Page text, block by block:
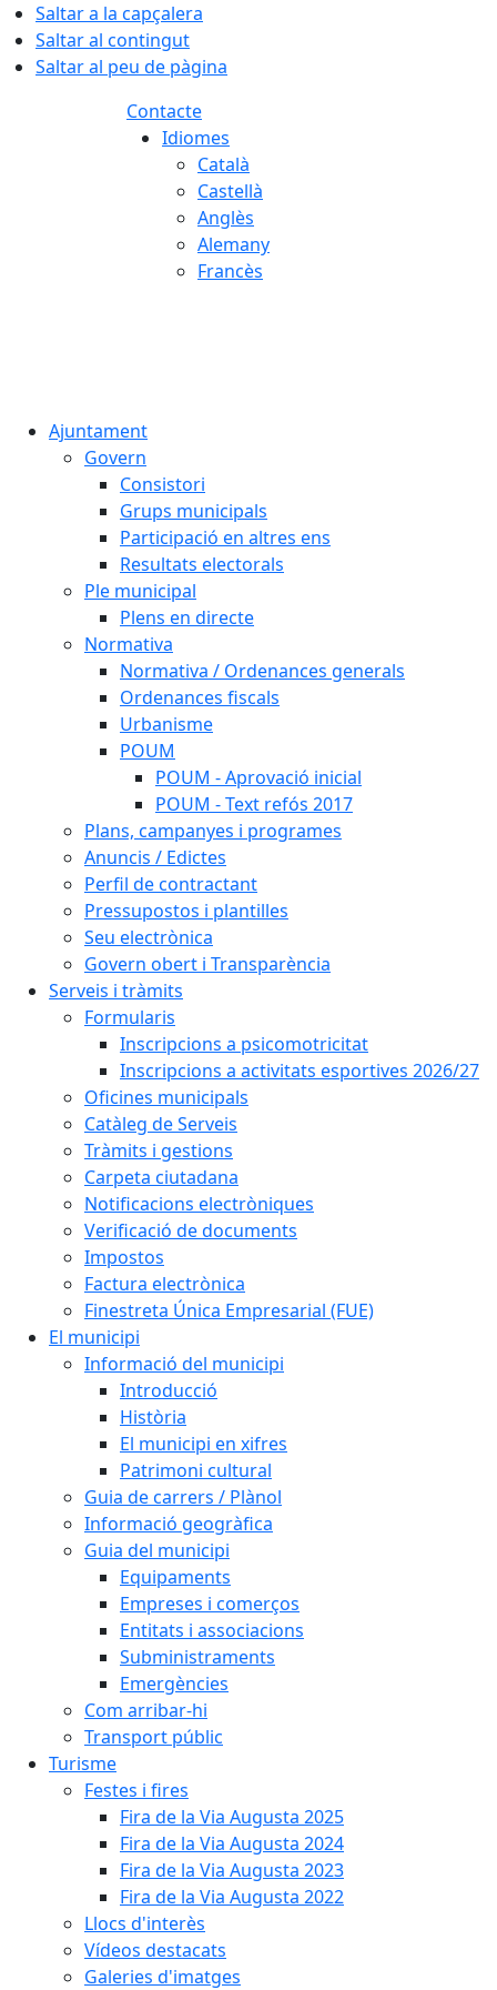
Saltar a la capçalera
Saltar al contingut
Saltar al peu de pàgina
Contacte
Idiomes
Català
Castellà
Anglès
Alemany
Francès
Ajuntament
Govern
Consistori
Grups municipals
Participació en altres ens
Resultats electorals
Ple municipal
Plens en directe
Normativa
Normativa / Ordenances generals
Ordenances fiscals
Urbanisme
POUM
POUM - Aprovació inicial
POUM - Text refós 2017
Plans, campanyes i programes
Anuncis / Edictes
Perfil de contractant
Pressupostos i plantilles
Seu electrònica
Govern obert i Transparència
Serveis i tràmits
Formularis
Inscripcions a psicomotricitat
Inscripcions a activitats esportives 2026/27
Oficines municipals
Catàleg de Serveis
Tràmits i gestions
Carpeta ciutadana
Notificacions electròniques
Verificació de documents
Impostos
Factura electrònica
Finestreta Única Empresarial (FUE)
El municipi
Informació del municipi
Introducció
Història
El municipi en xifres
Patrimoni cultural
Guia de carrers / Plànol
Informació geogràfica
Guia del municipi
Equipaments
Empreses i comerços
Entitats i associacions
Subministraments
Emergències
Com arribar-hi
Transport públic
Turisme
Festes i fires
Fira de la Via Augusta 2025
Fira de la Via Augusta 2024
Fira de la Via Augusta 2023
Fira de la Via Augusta 2022
Llocs d'interès
Vídeos destacats
Galeries d'imatges